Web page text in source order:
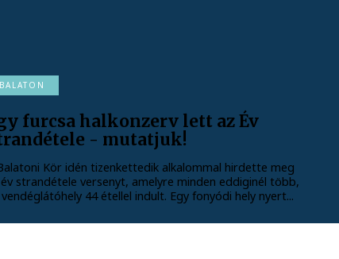
BALATON
furcsa halkonzerv lett az Év
- mutatjuk!
Kör idén tizenkettedik alkalommal hirdette meg
strandétele versenyt, amelyre minden eddiginél több,
vendéglátóhely 44 étellel indult. Egy fonyódi hely nyert...